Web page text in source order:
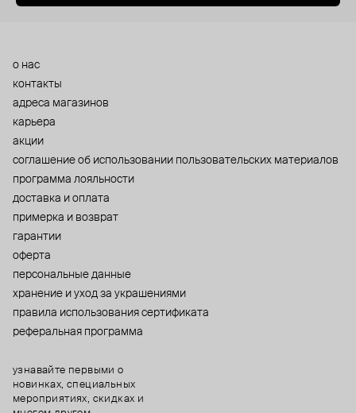
о нас
контакты
адреса магазинов
карьера
акции
cоглашение об использовании пользовательских материалов
программа лояльности
доставка и оплата
примерка и возврат
гарантии
оферта
персональные данные
хранение и уход за украшениями
правила использования сертификата
реферальная программа
узнавайте первыми о
новинках, специальных
мероприятиях, скидках и